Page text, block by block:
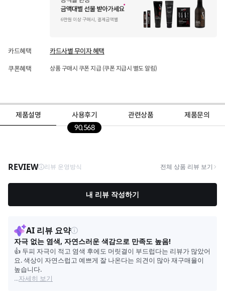
카드혜택 카드사별 무이자 혜택
쿠폰혜택 상품 구매시 쿠폰 지급 (쿠폰 지급시 별도 알림)
제품설명
사용후기
90,568
관련상품 제품문의